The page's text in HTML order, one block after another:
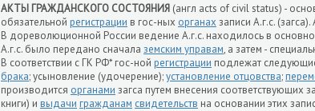
АКТЫ ГРАЖДАНСКОГО СОСТОЯНИЯ (англ acts of civil status) -
обязательной регистрации в гос-ных органах записи А.г.с.
В дореволюционной России ведение А.г.с. находилось в
А.г.с. было передано сначала земским управам, а затем -
В соответствии с ГК РФ* гос-ной регистрации подлежат
брака; усыновление (удочерение);установление отцовства;
производится органами загса путем внесения соответствующих
книги) и выдачи гражданам свидетельств на основании этих